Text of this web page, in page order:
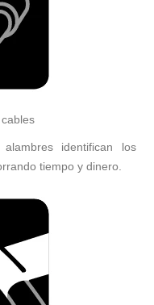
identifican los
tiempo y dinero.